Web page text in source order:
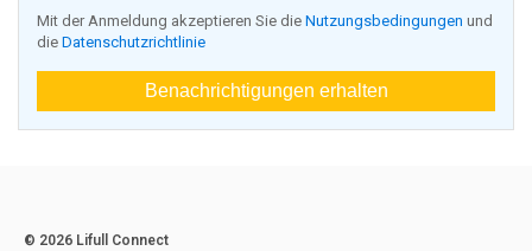
Mit der Anmeldung akzeptieren Sie die Nutzungsbedingungen und
die Datenschutzrichtlinie
Benachrichtigungen erhalten
© 2026 Lifull Connect